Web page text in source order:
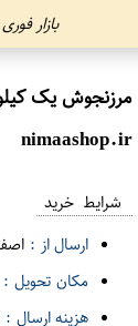
بازار
مرزنجوش یک
nimaashop.ir
شرایط خرید
ارسال از :
مکان تحویل :
هزینه ارسال :